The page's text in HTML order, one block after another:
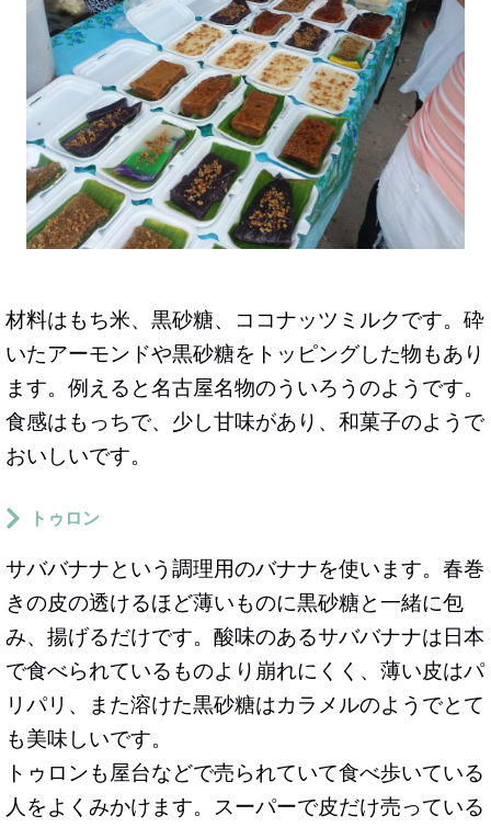
材料はもち米、黒砂糖、ココナッツミルクです。砕
いたアーモンドや黒砂糖をトッピングした物もあり
ます。例えると名古屋名物のういろうのようです。
食感はもっちで、少し甘味があり、和菓子のようで
おいしいです。
トゥロン
サババナナという調理用のバナナを使います。春巻
きの皮の透けるほど薄いものに黒砂糖と一緒に包
み、揚げるだけです。酸味のあるサババナナは日本
で食べられているものより崩れにくく、薄い皮はパ
リパリ、また溶けた黒砂糖はカラメルのようでとて
も美味しいです。
トゥロンも屋台などで売られていて食べ歩いている
人をよくみかけます。スーパーで皮だけ売っている